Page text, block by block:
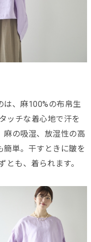
は、麻100%の布帛生
ッチな着心地で汗を
麻の吸湿、放湿性の高
簡単。干すときに皺を
とも、着られます。